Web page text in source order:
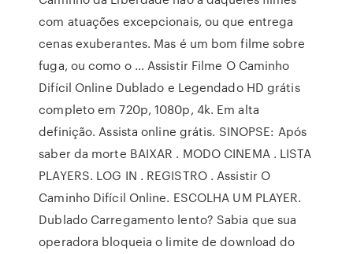
com atuações excepcionais, ou que entrega
cenas exuberantes. Mas é um bom filme sobre
fuga, ou como o … Assistir Filme O Caminho
Difícil Online Dublado e Legendado HD grátis
completo em 720p, 1080p, 4k. Em alta
definição. Assista online grátis. SINOPSE: Após
saber da morte BAIXAR . MODO CINEMA . LISTA
PLAYERS. LOG IN . REGISTRO . Assistir O
Caminho Difícil Online. ESCOLHA UM PLAYER.
Dublado Carregamento lento? Sabia que sua
operadora bloqueia o limite de download do